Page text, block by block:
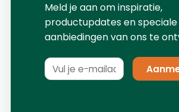
Meld je aan om inspiratie,
productupdates en speciale
aanbiedingen van ons te